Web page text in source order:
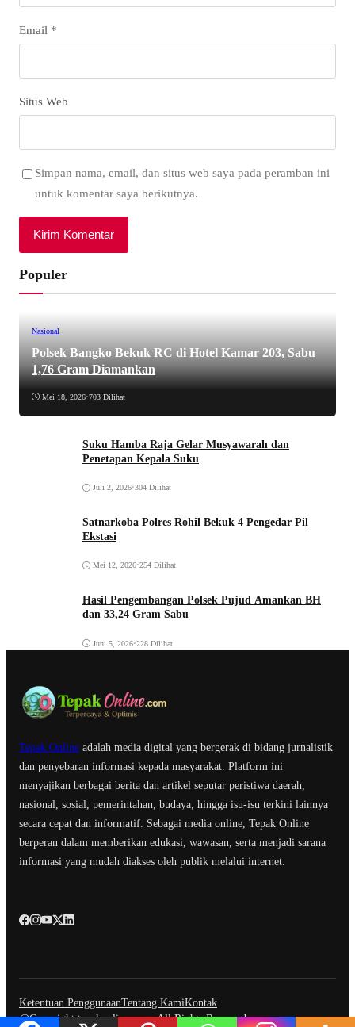
Email *
Situs Web
Simpan nama, email, dan situs web saya pada peramban ini
untuk komentar saya berikutnya.
Populer
Nasional
Polsek Bangko Bekuk RC di Hotel Kamar 203, Sabu
1,76 Gram Diamankan
Mei 18, 2026•703 Dilihat
Suku Hamba Raja Gelar Musyawarah dan
Penetapan Kepala Suku
Juli 2, 2026•304 Dilihat
Satnarkoba Polres Rohil Bekuk 4 Pengedar Pil
Ekstasi
Mei 12, 2026•254 Dilihat
Hasil Pengembangan Polsek Pujud Amankan BH
dan 33,24 Gram Sabu
Juni 5, 2026•228 Dilihat
Tepak Online adalah media digital yang bergerak di bidang jurnalistik
dan penyebaran informasi kepada masyarakat. Platform ini
menyajikan berbagai berita dan artikel seputar peristiwa daerah,
nasional, sosial, pemerintahan, budaya, hingga isu-isu terkini lainnya
secara cepat dan informatif. Sebagai media online, Tepak Online
berperan dalam memberikan edukasi, wawasan, serta menjadi sarana
informasi yang mudah diakses oleh publik melalui internet.
Ketentuan PenggunaanTentang KamiKontak
@Copyright tepakonline.com. All Rights Reserved